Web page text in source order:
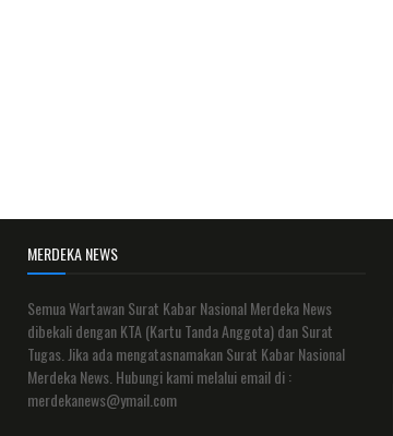
MERDEKA NEWS
Semua Wartawan Surat Kabar Nasional Merdeka News
dibekali dengan KTA (Kartu Tanda Anggota) dan Surat
Tugas. Jika ada mengatasnamakan Surat Kabar Nasional
Merdeka News. Hubungi kami melalui email di :
merdekanews@ymail.com